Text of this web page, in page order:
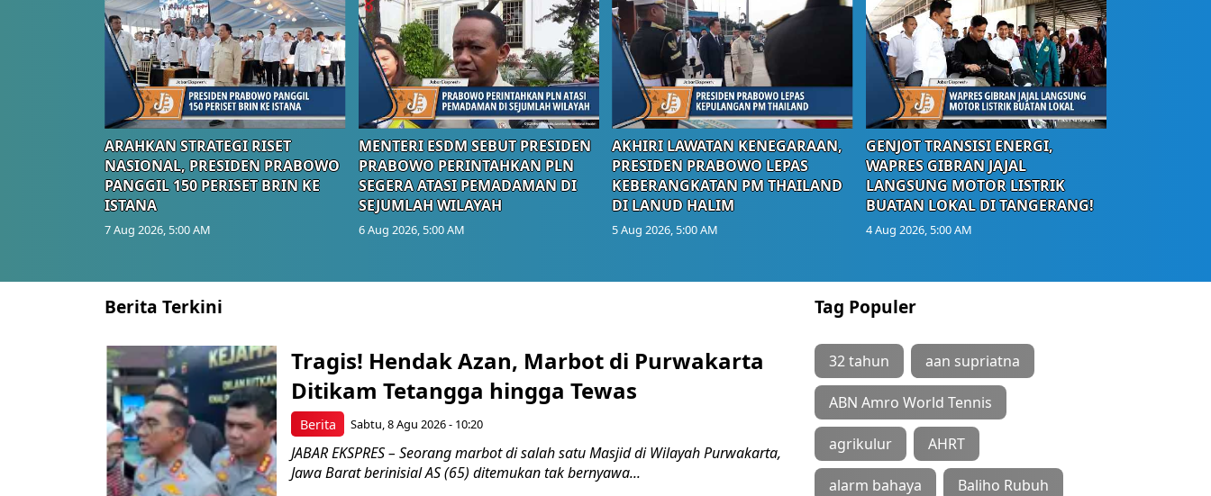
ARAHKAN STRATEGI RISET
NASIONAL, PRESIDEN PRABOWO
PANGGIL 150 PERISET BRIN KE
ISTANA
7 Aug 2026, 5:00 AM
MENTERI ESDM SEBUT PRESIDEN
PRABOWO PERINTAHKAN PLN
SEGERA ATASI PEMADAMAN DI
SEJUMLAH WILAYAH
6 Aug 2026, 5:00 AM
AKHIRI LAWATAN KENEGARAAN,
PRESIDEN PRABOWO LEPAS
KEBERANGKATAN PM THAILAND
DI LANUD HALIM
5 Aug 2026, 5:00 AM
GENJOT TRANSISI ENERGI,
WAPRES GIBRAN JAJAL
LANGSUNG MOTOR LISTRIK
BUATAN LOKAL DI TANGERANG!
4 Aug 2026, 5:00 AM
Berita Terkini
Berita
Tragis! Hendak Azan, Marbot di Purwakarta
Ditikam Tetangga hingga Tewas
Sabtu, 8 Agu 2026 - 10:20
JABAR EKSPRES – Seorang marbot di salah satu Masjid di Wilayah Purwakarta,
Jawa Barat berinisial AS (65) ditemukan tak bernyawa...
Tag Populer
32 tahun aan supriatna
ABN Amro World Tennis
agrikulur AHRT
alarm bahaya Baliho Rubuh